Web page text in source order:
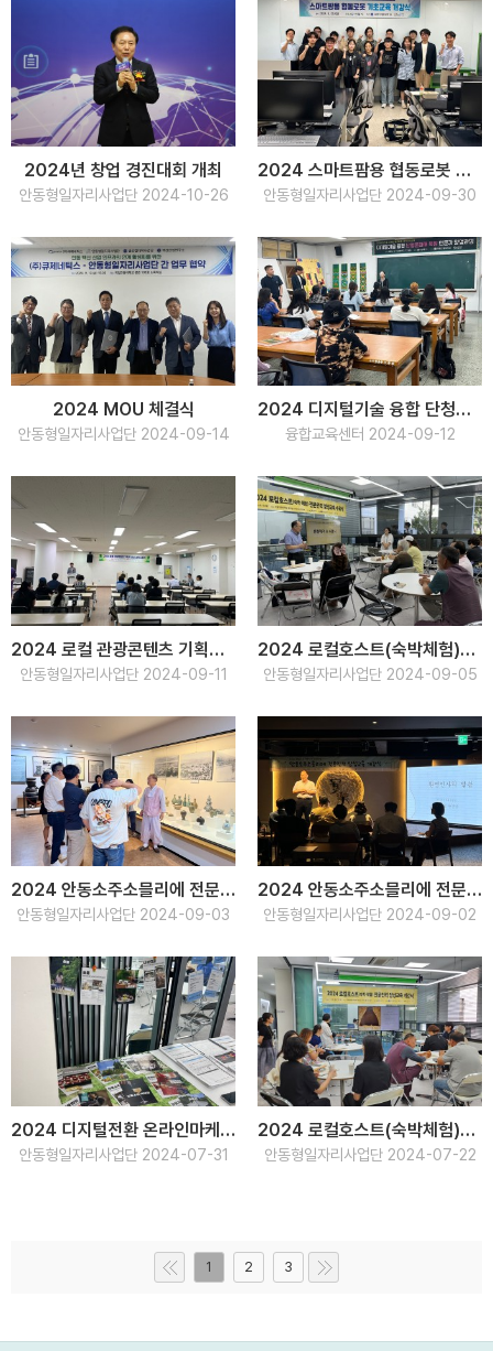
2024년 창업 경진대회 개최
안동형일자리사업단 2024-10-26
2024 스마트팜용 협동로봇 기초교육 개강식
안동형일자리사업단 2024-09-30
2024 MOU 체결식
안동형일자리사업단 2024-09-14
2024 디지털기술 융합 단청문화재 복원 전문가 양성과정
융합교육센터 2024-09-12
2024 로컬 관광콘텐츠 기획자 양성교육 수료식
안동형일자리사업단 2024-09-11
2024 로컬호스트(숙박체험)전문인력 양성교육 수료식
안동형일자리사업단 2024-09-05
2024 안동소주소믈리에 전문인력 양성교육 국내 선진지 견학
안동형일자리사업단 2024-09-03
2024 안동소주소믈리에 전문인력 양성교육 개강식
안동형일자리사업단 2024-09-02
2024 디지털전환 온라인마케터 양성교육 수료식
안동형일자리사업단 2024-07-31
2024 로컬호스트(숙박체험)전문인력 양성교육 개강식
안동형일자리사업단 2024-07-22
1 2 3